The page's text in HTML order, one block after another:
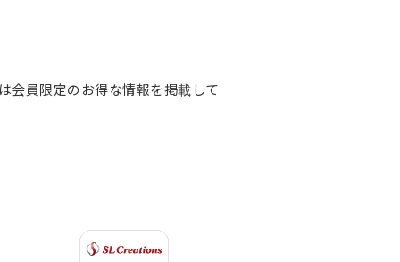
会員限定のお得な情報を掲載して